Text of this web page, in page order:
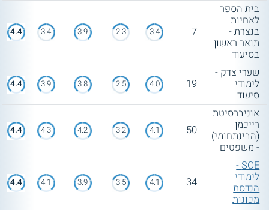
בית הספר
לאחיות
בנצרת -
תואר ראשון
בסיעוד
7
3.4
2.3
3.9
3.4
4.4
שערי צדק -
לימודי
סיעוד
19
4.0
2.5
3.8
3.9
4.4
אוניברסיטת
רייכמן
(הבינתחומי)
- משפטים
50
4.1
3.2
4.2
4.3
4.4
SCE -
לימודי
הנדסת
מכונות
34
4.1
3.5
3.9
4.1
4.4